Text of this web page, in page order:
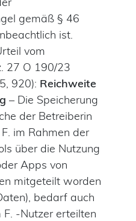
gemäß § 46
ist.
vom
27 O 190/23
920): Reichweite
– Die Speicherung
der Betreiberin
im Rahmen der
über die Nutzung
Apps von
mitgeteilt worden
bedarf auch
F. -Nutzer erteilten